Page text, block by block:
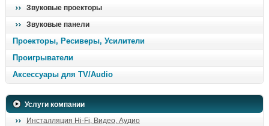
Звуковые проекторы
Звуковые панели
Проекторы, Ресиверы, Усилители
Проигрыватели
Аксессуары для TV/Audio
Услуги компании
Инсталляция Hi-Fi, Видео, Аудио